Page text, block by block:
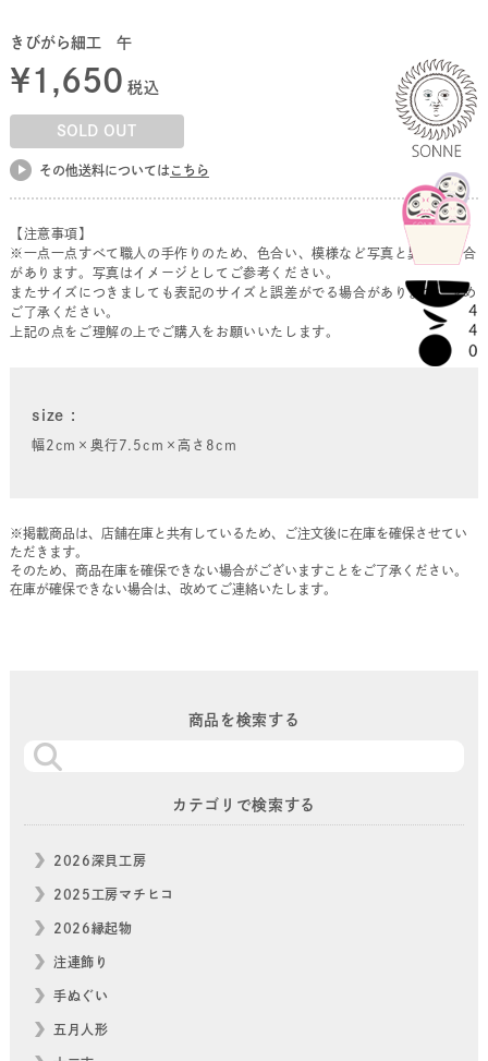
きびがら細工 午
¥1,650 税込
SOLD OUT
その他送料については こちら
【注意事項】
※一点一点すべて職人の手作りのため、色合い、模様など写真と異なる場合
があります。写真はイメージとしてご参考ください。
またサイズにつきましても表記のサイズと誤差がでる場合があります。予め
ご了承ください。
上記の点をご理解の上でご購入をお願いいたします。
size
幅2cm×奥行7.5cm×高さ8cm
※掲載商品は、店舗在庫と共有しているため、ご注文後に在庫を確保させてい
ただきます。
そのため、商品在庫を確保できない場合がございますことをご了承ください。
在庫が確保できない場合は、改めてご連絡いたします。
商品を検索する
カテゴリで検索する
2026深貝工房
2025工房マチヒコ
2026縁起物
注連飾り
手ぬぐい
五月人形